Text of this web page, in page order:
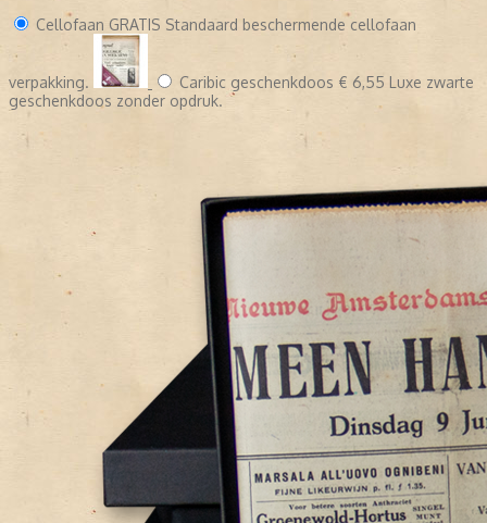
Cellofaan GRATIS Standaard beschermende cellofaan
verpakking. Caribic geschenkdoos € 6,55 Luxe zwarte
geschenkdoos zonder opdruk.